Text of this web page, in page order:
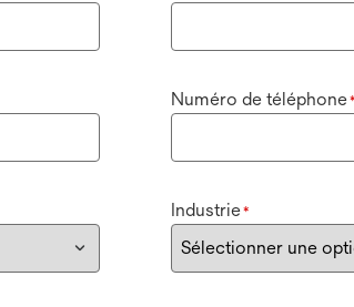
Numéro de téléphone*
Industrie*